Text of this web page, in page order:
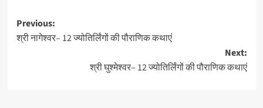
Post
navigation
Previous:
श्री नागेश्वर– 12 ज्योतिर्लिंगों की पौराणिक कथाएं
Next:
श्री घुश्मेश्वर– 12 ज्योतिर्लिंगों की पौराणिक कथाएं